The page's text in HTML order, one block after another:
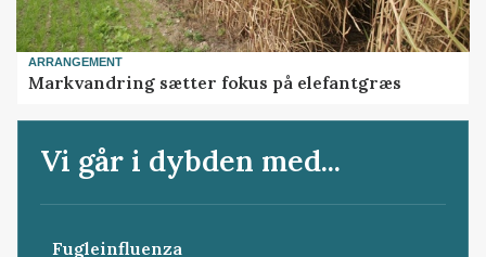
ARRANGEMENT
Markvandring sætter fokus på elefantgræs
Vi går i dybden med...
Fugleinfluenza